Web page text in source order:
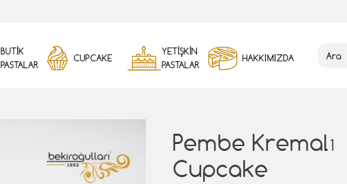
BUTİK
PASTALAR
CUPCAKE
YETİŞKİN
PASTALAR
HAKKIMIZDA
Pembe Kremalı
Cupcake